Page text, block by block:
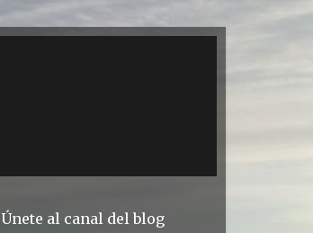
Únete al canal del blog